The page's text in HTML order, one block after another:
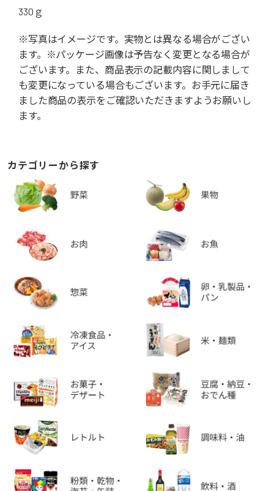
330ｇ
※写真はイメージです。実物とは異なる場合がござい
ます。※パッケージ画像は予告なく変更となる場合が
ございます。また、商品表示の記載内容に関しまして
も変更になっている場合もございます。お手元に届き
ました商品の表示をご確認いただきますようお願いし
ます。
カテゴリーから探す